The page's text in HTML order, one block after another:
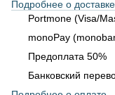
Подробнее о доставке
Portmone (Visa/
monoPay
Предоплата 50%
Банковский